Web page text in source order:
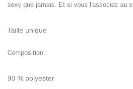
sexy que jamais. Et si vous l'associez au
Taille unique
Composition :
90 % polyester